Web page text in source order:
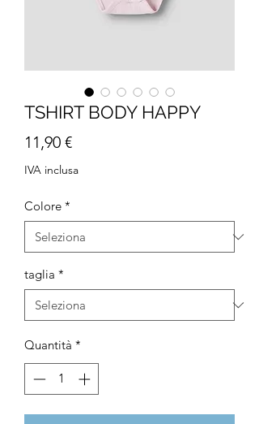
TSHIRT BODY HAPPY
11,90 €Prezzo
IVA inclusa
Colore *
taglia *
Quantità *